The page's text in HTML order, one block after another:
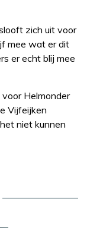
zich uit voor
mee wat er dit
er echt blij mee
Helmonder
Vijfeijken
niet kunnen